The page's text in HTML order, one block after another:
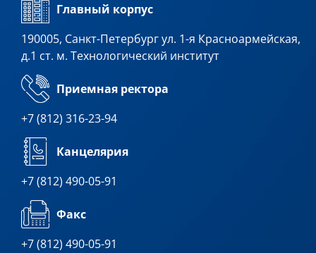
Главный корпус
190005, Санкт-Петербург ул. 1-я Красноармейская,
д.1 ст. м. Технологический институт
Приемная ректора
+7 (812) 316-23-94
Канцелярия
+7 (812) 490-05-91
Факс
+7 (812) 490-05-91